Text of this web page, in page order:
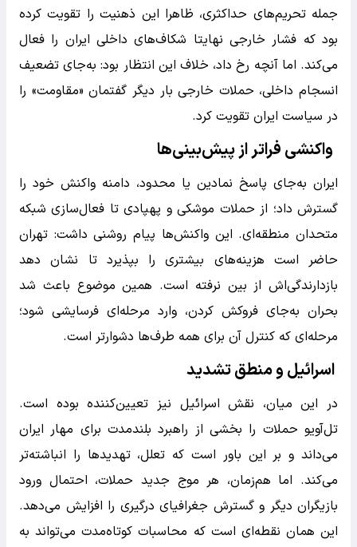
جمله تحریم‌های حداکثری، ظاهرا این ذهنیت را تقویت کرده
بود که فشار خارجی نهایتا شکاف‌های داخلی ایران را فعال
می‌کند. اما آنچه رخ داد، خلاف این انتظار بود: به‌جای تضعیف
انسجام داخلی، حملات خارجی بار دیگر گفتمان «مقاومت» را
در سیاست ایران تقویت کرد.
واکنشی فراتر از پیش‌بینی‌ها
ایران به‌جای پاسخ نمادین یا محدود، دامنه واکنش خود را
گسترش داد؛ از حملات موشکی و پهپادی تا فعال‌سازی شبکه
متحدان منطقه‌ای. این واکنش‌ها پیام روشنی داشت: تهران
حاضر است هزینه‌های بیشتری را بپذیرد تا نشان دهد
بازدارندگی‌اش از بین نرفته است. همین موضوع باعث شد
بحران به‌جای فروکش کردن، وارد مرحله‌ای فرسایشی شود؛
مرحله‌ای که کنترل آن برای همه طرف‌ها دشوارتر است.
اسرائیل و منطق تشدید
در این میان، نقش اسرائیل نیز تعیین‌کننده بوده است.
تل‌آویو حملات را بخشی از راهبرد بلندمدت برای مهار ایران
می‌داند و بر این باور است که تعلل، تهدیدها را انباشته‌تر
می‌کند. اما هم‌زمان، هر موج جدید حملات، احتمال ورود
بازیگران دیگر و گسترش جغرافیای درگیری را افزایش می‌دهد.
این همان نقطه‌ای است که محاسبات کوتاه‌مدت می‌تواند به